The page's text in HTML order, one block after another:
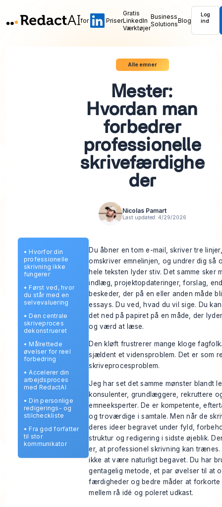
for Priser
Gratis
LinkedIn
Værktøjer
Business
SolutionsBlog
Log
ind
Alle emner
Mester:
Hvordan man
forbedrer
professionelle
skrivefærdighe
der
Nicolas Pamart
Last updated: 4/29/2026
• Hvorfor din
professionelle
skrivning ikke
fungerer
• Først ved, hvor
du står med en
selvevaluering
• Den centrale
skriveproces
dekonstrueret
• Målrettede
øvelser for reel
forbedring
•Accelerer din
arbejdsproces
med RedactAI
• Din personlige
redigerings- og
stilcheckliste
• Fra god forfatter
til stor
kommunikator
Du åbner en tom e-mail, skriver tre
omskriver emnelinjen, og undrer dig så
hele teksten lyder stiv. Det samme sker
indlæg, projektopdateringer, forslag,
beskeder, der på en eller anden måde
essays. Du ved, hvad du vil sige. Du
det ned på papiret på en måde, der
og værd at læse.
Den kløft frustrerer mange kloge
sjældent et vidensproblem. Det er som
skriveprocesproblem.
Jeg har set det samme mønster blandt
konsulenter, grundlæggere, rekruttere
emneeksperter. De er kompetente,
og troværdige i samtale. Men når de
deres ideer begravet under fyld,
struktur og redigering i sidste øjeblik.
er, at professionel skrivning kan
ikke at være naturligt begavet. Du har
gentagelig metode, et par øvelser til at
færdigheder og bedre måder at forkorte
mellem rå idé og poleret udkast.